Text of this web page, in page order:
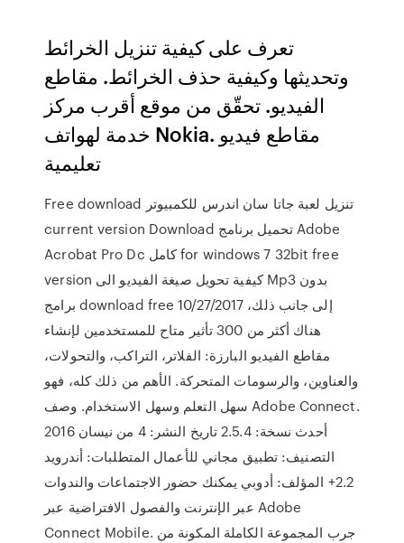
تعرف على كيفية تنزيل الخرائط
وتحديثها وكيفية حذف الخرائط. مقاطع
الفيديو. تحقّق من موقع أقرب مركز
خدمة لهواتف Nokia. مقاطع فيديو
تعليمية
Free download تنزيل لعبة جاتا سان اندرس للكمبيوتر
current version Download تحميل برنامج Adobe
Acrobat Pro Dc كامل for windows 7 32bit free
version كيفية تحويل صيغة الفيديو الى Mp3 بدون
برامج download free 10/27/2017 إلى جانب ذلك،
هناك أكثر من 300 تأثير متاح للمستخدمين لإنشاء
مقاطع الفيديو البارزة: الفلاتر، التراكب، والتحولات،
والعناوين، والرسومات المتحركة. الأهم من ذلك كله، فهو
سهل التعلم وسهل الاستخدام. وصف Adobe Connect.
أحدث نسخة: 2.5.4 تاريخ النشر: 4 من نيسان 2016
التصنيف: تطبيق مجاني للأعمال المتطلبات: أندرويد
2.2+ المؤلف: أدوبي يمكنك حضور الاجتماعات والندوات
عبر الإنترنت والفصول الافتراضية عبر Adobe
Connect Mobile. جرب المجموعة الكاملة المكونة من